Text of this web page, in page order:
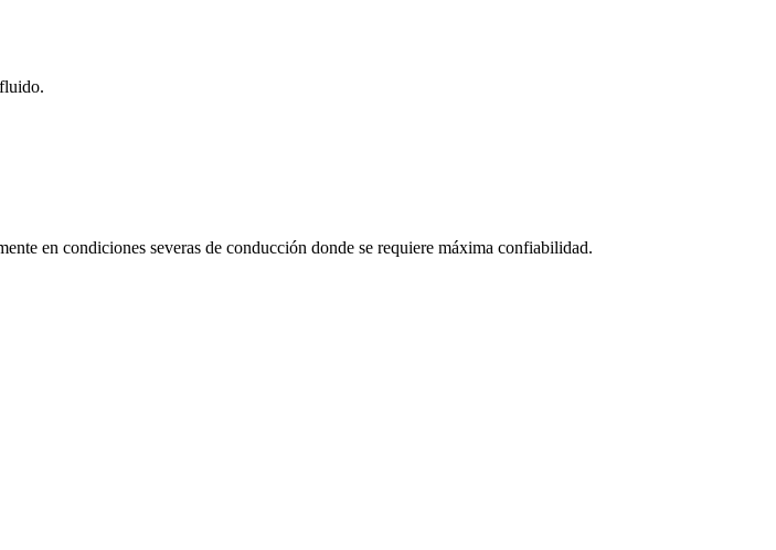
en condiciones severas de conducción donde se requiere máxima confiabilidad.